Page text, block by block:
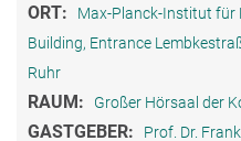
ORT:
Max-Planck-Institut für
Building, Entrance
Ruhr
RAUM: Großer Hörsaal der
GASTGEBER: Prof. Dr.